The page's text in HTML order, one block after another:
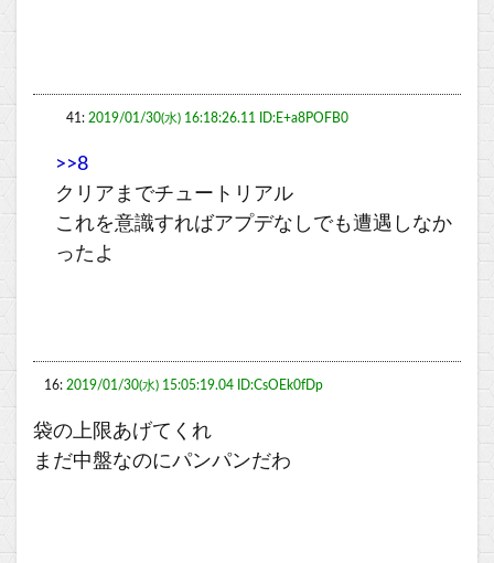
41: 2019/01/30(水) 16:18:26.11 ID:E+a8POFB0
>>8
クリアまでチュートリアル
これを意識すればアプデなしでも遭遇しなか
ったよ
16: 2019/01/30(水) 15:05:19.04 ID:CsOEk0fDp
袋の上限あげてくれ
まだ中盤なのにパンパンだわ